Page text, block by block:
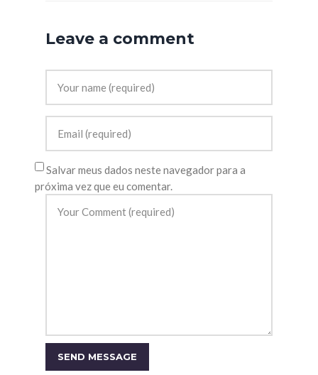
Leave a comment
Salvar meus dados neste navegador para a
próxima vez que eu comentar.